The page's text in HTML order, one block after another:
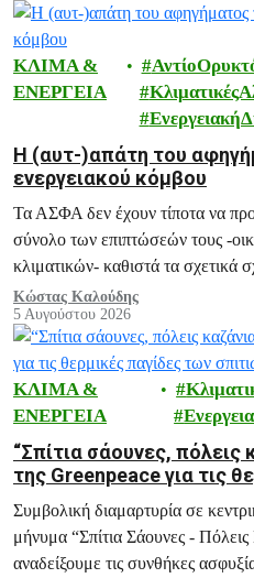
ΚΛΙΜΑ &
ΕΝΕΡΓΕΙΑ
H (αυτ-)απάτη του
ενεργειακού κόμβου
Τα ΑΣΦΑ δεν έχουν τίποτα να
σύνολο των επιπτώσεών τους -
κλιματικών- καθιστά τα σχετικά
μέλλον της Ελλάδας.
Κώστας Καλούδης
5 Αυγούστου 2026
ΚΛΙΜΑ &
ΕΝΕΡΓΕΙΑ
“Σπίτια σάουνες, πόλεις
της Greenpeace για τις
σπιτιών και των πόλεών
Συμβολική διαμαρτυρία σε
μήνυμα “Σπίτια Σάουνες -
αναδείξουμε τις συνθήκες